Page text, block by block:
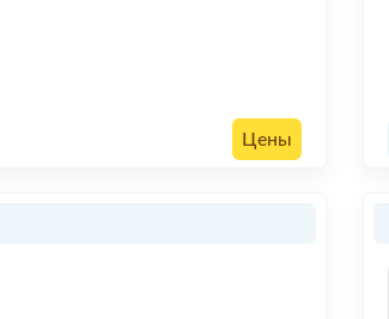
Цены